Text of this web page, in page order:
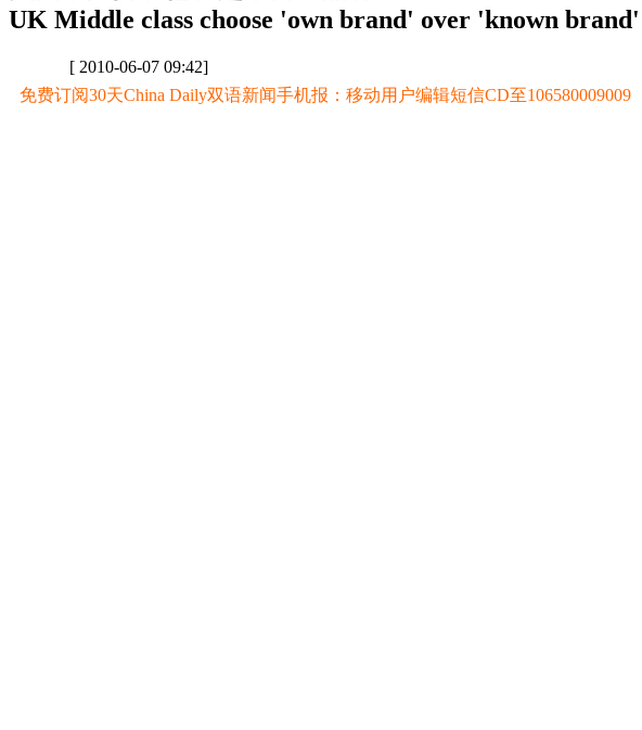
UK Middle class choose 'own brand' over 'known brand'
[ 2010-06-07 09:42]
免费订阅30天China Daily双语新闻手机报：移动用户编辑短信CD至106580009009